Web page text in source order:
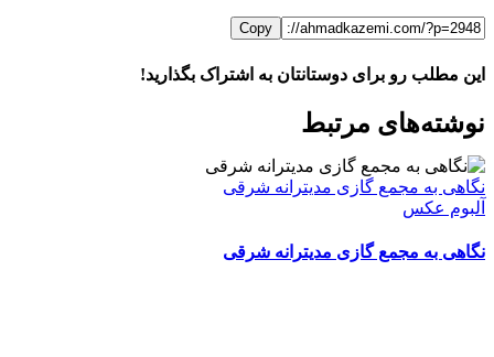
Copy
این مطلب رو برای دوستانتان به اشتراک بگذارید!
FacebookX
LinkedIn
WhatsApp
Telegram
ایمیل
نوشته‌‌های مرتبط
نگاهی به مجمع گازی مدیترانه شرقی
آلبوم عکس
نگاهی به مجمع گازی مدیترانه شرقی